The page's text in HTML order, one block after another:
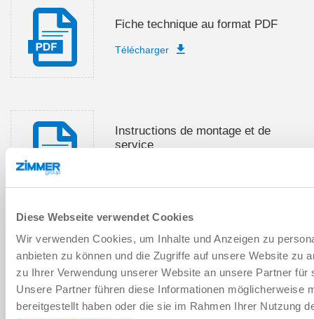
Diese Webseite verwendet Cookies
Wir verwenden Cookies, um Inhalte und Anzeigen zu
anbieten zu können und die Zugriffe auf unsere Website zu
zu Ihrer Verwendung unserer Website an unsere Partner
Unsere Partner führen diese Informationen möglicherweise
bereitgestellt haben oder die sie im Rahmen Ihrer Nutzung
Fiche technique au format PDF
Télécharger
Instructions de montage et de
service
Télécharger les données de CAO
Télécharger